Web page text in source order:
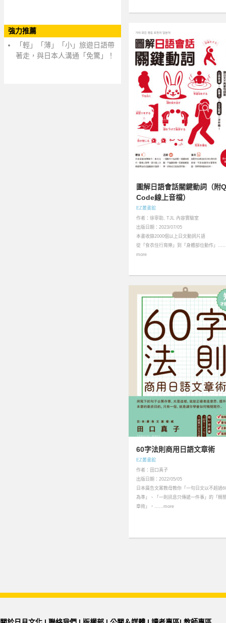
強力推薦
「輕」「薄」「小」旅遊日語帶
著走，與日本人溝通「免驚」！
圖解日語會話關鍵動詞（附
Code線上音檔）
EZ叢書館
作者：徐寧助, TJL 內容實驗室
出版日期：2023/07/05
本書收錄2000個以上日文動詞片語
從「食衣住行育樂」到「身體部位動作」
more
60字法則商用日語文章術
EZ叢書館
作者：田口真子
出版日期：2022/05/05
日本廣告文案教母教你「一句日文以不超過
為準」、「一則訊息只傳遞一件事」的「精
章術」，……more